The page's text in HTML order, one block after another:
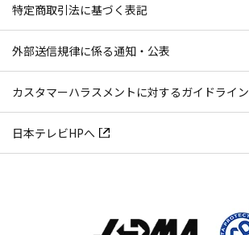
特定商取引法に基づく表記
外部送信規律に係る通知・公表
カスタマーハラスメントに対するガイドライン
日本テレビHPへ